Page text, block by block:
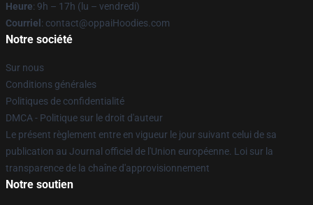
Heure: 9h – 17h (lu – vendredi)
Courriel : contact@oppaiHoodies.com
Notre société
Sur nous
Conditions générales
Politiques de confidentialité
DMCA - Politique sur le droit d'auteur
Le présent règlement entre en vigueur le jour suivant celui de sa
publication au Journal officiel de l'Union européenne. Loi sur la
transparence de la chaîne d'approvisionnement
Notre soutien